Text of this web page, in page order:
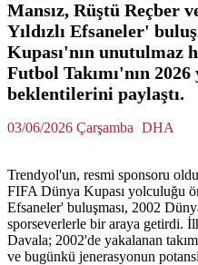
Mansız, Rüştü Reçber
Yıldızlı Efsaneler'
Kupası'nın unutulmaz
Futbol Takımı'nın
beklentilerini paylaştı.
03/06/2026 Çarşamba DHA
Trendyol'un, resmi sponsoru
FIFA Dünya Kupası yolculuğu
Efsaneler' buluşması, 2002
sporseverlerle bir araya getirdi.
Davala; 2002'de yakalanan
ve bugünkü jenerasyonun